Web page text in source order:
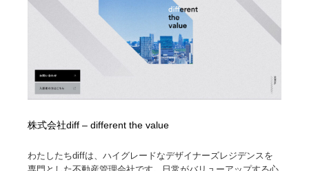
株式会社diff – different the value
わたしたちdiffは、ハイグレードなデザイナーズレジデンスを